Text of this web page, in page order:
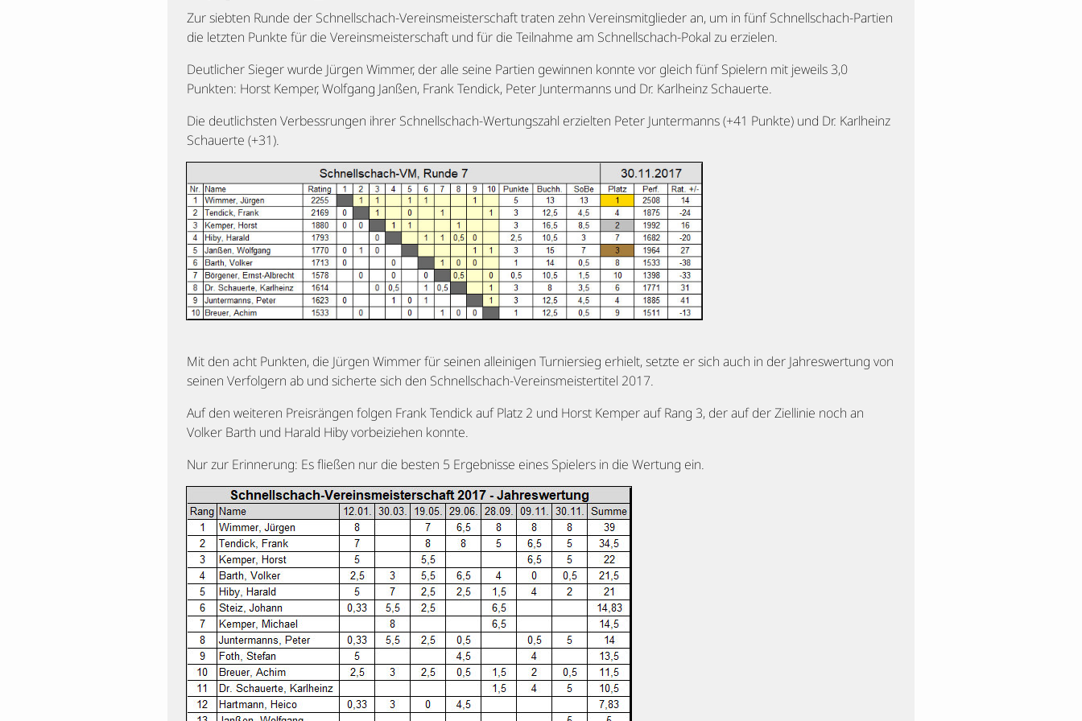
Zur siebten Runde der Schnellschach-Vereinsmeisterschaft traten zehn Vereinsmitglieder an, um in fünf Schnellschach-Partien
die letzten Punkte für die Vereinsmeisterschaft und für die Teilnahme am Schnellschach-Pokal zu erzielen.
Deutlicher Sieger wurde Jürgen Wimmer, der alle seine Partien gewinnen konnte vor gleich fünf Spielern mit jeweils 3,0
Punkten: Horst Kemper, Wolfgang Janßen, Frank Tendick, Peter Juntermanns und Dr. Karlheinz Schauerte.
Die deutlichsten Verbessrungen ihrer Schnellschach-Wertungszahl erzielten Peter Juntermanns (+41 Punkte) und Dr. Karlheinz
Schauerte (+31).
Mit den acht Punkten, die Jürgen Wimmer für seinen alleinigen Turniersieg erhielt, setzte er sich auch in der Jahreswertung von
seinen Verfolgern ab und sicherte sich den Schnellschach-Vereinsmeistertitel 2017.
Auf den weiteren Preisrängen folgen Frank Tendick auf Platz 2 und Horst Kemper auf Rang 3, der auf der Ziellinie noch an
Volker Barth und Harald Hiby vorbeiziehen konnte.
Nur zur Erinnerung: Es fließen nur die besten 5 Ergebnisse eines Spielers in die Wertung ein.